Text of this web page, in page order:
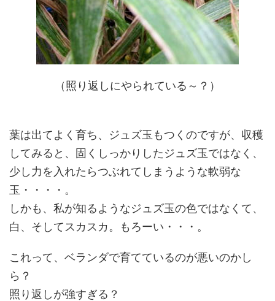
（照り返しにやられている～？）
葉は出てよく育ち、ジュズ玉もつくのですが、収穫
してみると、固くしっかりしたジュズ玉ではなく、
少し力を入れたらつぶれてしまうような軟弱な
玉・・・・。
しかも、私が知るようなジュズ玉の色ではなくて、
白、そしてスカスカ。もろーい・・・。
これって、ベランダで育てているのが悪いのかし
ら？
照り返しが強すぎる？